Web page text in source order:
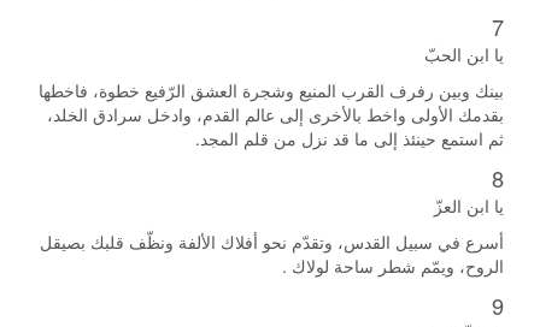
7
يا ابن الحبّ
بينك وبين رفرف القرب المنيع وشجرة العشق الرّفيع خطوة، فاخطها
بقدمك الأولى واخط بالأخرى إلى عالم القدم، وادخل سرادق الخلد،
ثم استمع حينئذ إلى ما قد نزل من قلم المجد.
8
يا ابن العزّ
أسرع في سبيل القدس، وتقدّم نحو أفلاك الألفة ونظّف قلبك بصيقل
الروح، ويمّم شطر ساحة لولاك .
9